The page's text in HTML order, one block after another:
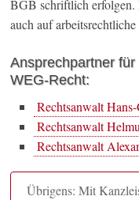
BGB schriftlich erfolgen.
auch auf
Ansprechpartner
WEG-Recht:
Rechtsanwalt
Rechtsanwalt
Rechtsanwalt
Übrigens: Mit